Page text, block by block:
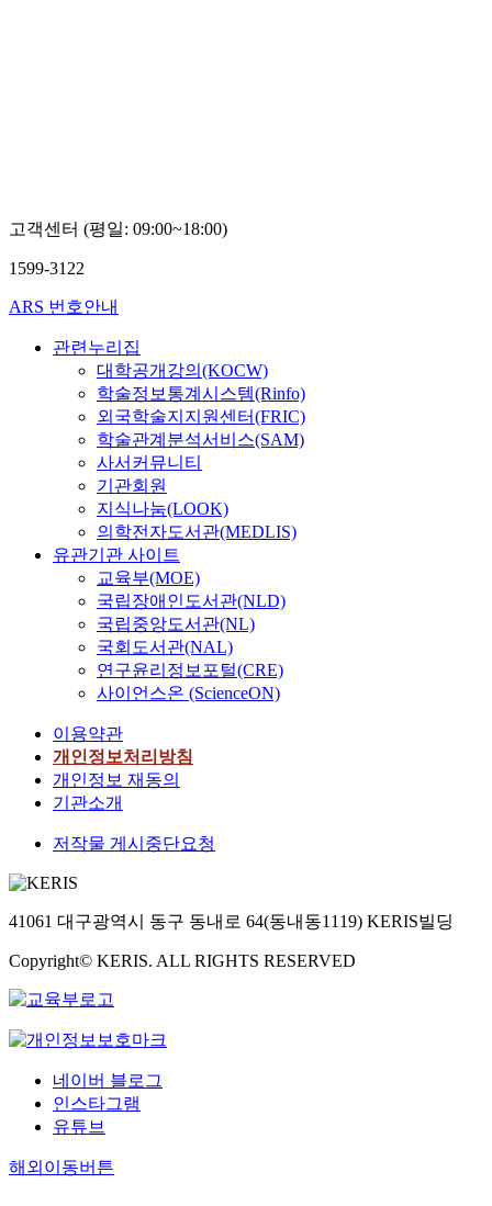
고객센터 (평일: 09:00~18:00)
1599-3122
ARS 번호안내
관련누리집
대학공개강의(KOCW)
학술정보통계시스템(Rinfo)
외국학술지지원센터(FRIC)
학술관계분석서비스(SAM)
사서커뮤니티
기관회원
지식나눔(LOOK)
의학전자도서관(MEDLIS)
유관기관 사이트
교육부(MOE)
국립장애인도서관(NLD)
국립중앙도서관(NL)
국회도서관(NAL)
연구윤리정보포털(CRE)
사이언스온 (ScienceON)
이용약관
개인정보처리방침
개인정보 재동의
기관소개
저작물 게시중단요청
41061 대구광역시 동구 동내로 64(동내동1119) KERIS빌딩
Copyright© KERIS. ALL RIGHTS RESERVED
네이버 블로그
인스타그램
유튜브
해외이동버튼